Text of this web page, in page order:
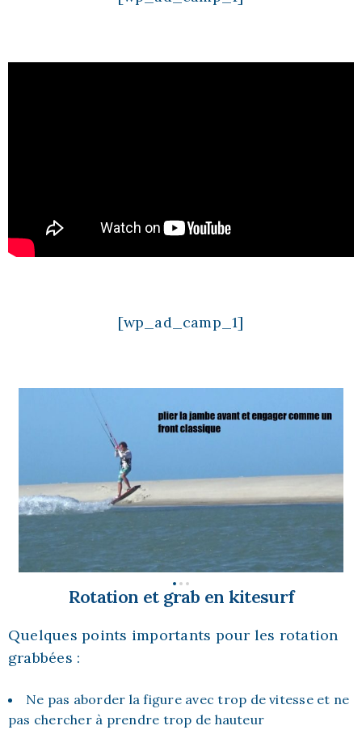
[wp_ad_camp_1]
Rotation et grab en kitesurf
Quelques points importants pour les rotation
grabbées :
Ne pas aborder la figure avec trop de vitesse et ne
pas chercher à prendre trop de hauteur